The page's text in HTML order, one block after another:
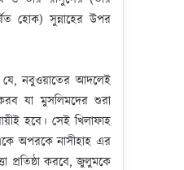
হোক) সুন্নাহের উপর
যে, নবুওয়াতের আদলেই
যা মুসলিমদের শুরা
হবে। সেই খিলাফাহ
অপরকে নাসীহাহ এর
প্রতিষ্ঠা করবে, জুলুমকে